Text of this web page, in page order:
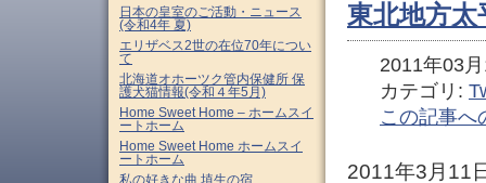
東北地方太
2011年03
カテゴリ:
この記事へ
2011年3月11
日本の皇室のご活動・ニュース
(令和4年 夏)
エリザベス2世の在位70年につい
て
北海道オホーツク管内保健所 保
護犬猫情報(令和４年5月)
Home Sweet Home – ホームスイ
ートホーム
Home Sweet Home ホームスイ
ートホーム
私の好きな曲 埴生の宿